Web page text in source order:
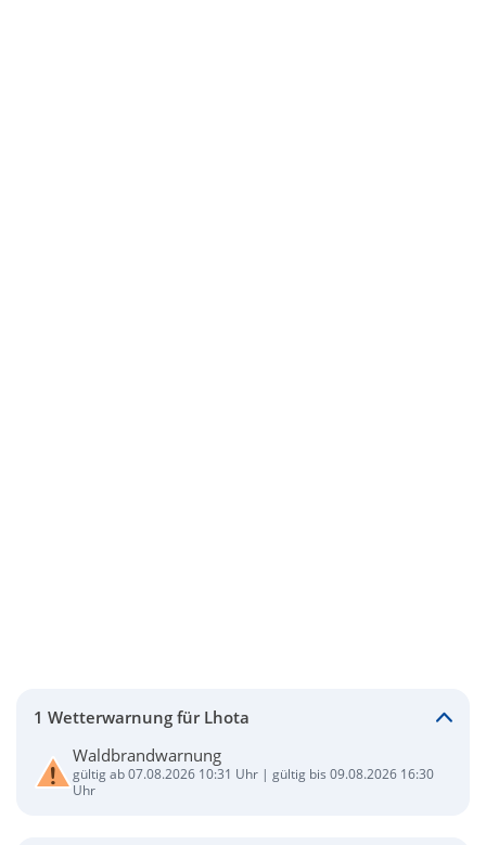
1 Wetterwarnung für Lhota
Waldbrandwarnung
gültig ab 07.08.2026 10:31 Uhr | gültig bis 09.08.2026 16:30
Uhr